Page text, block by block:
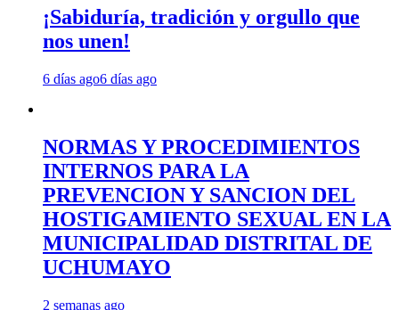
¡Sabiduría, tradición y orgullo que
nos unen!
6 días ago6 días ago
NORMAS Y PROCEDIMIENTOS
INTERNOS PARA LA
PREVENCION Y SANCION DEL
HOSTIGAMIENTO SEXUAL EN LA
MUNICIPALIDAD DISTRITAL DE
UCHUMAYO
2 semanas ago